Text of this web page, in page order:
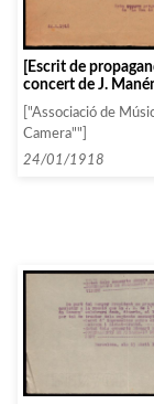
[Escrit de
concert de J.
febrer]
["Associació de
Camera""]
24/01/1918